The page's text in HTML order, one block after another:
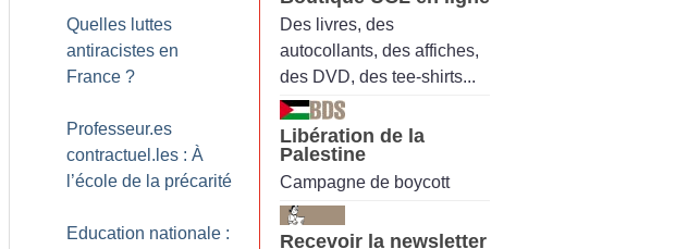
Quelles luttes
antiracistes en
France ?
Professeur.es
contractuel.les : À
l’école de la précarité
Education nationale :
Des livres, des
autocollants, des affiches,
des DVD, des tee-shirts...
Libération de la
Palestine
Campagne de boycott
Recevoir la newsletter